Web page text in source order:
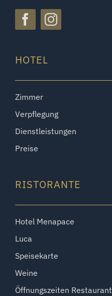
HOTEL
Zimmer
Verpflegung
Dienstleistungen
Preise
RISTORANTE
Hotel Menapace
Luca
Speisekarte
Weine
Öffnungszeiten Restaurant